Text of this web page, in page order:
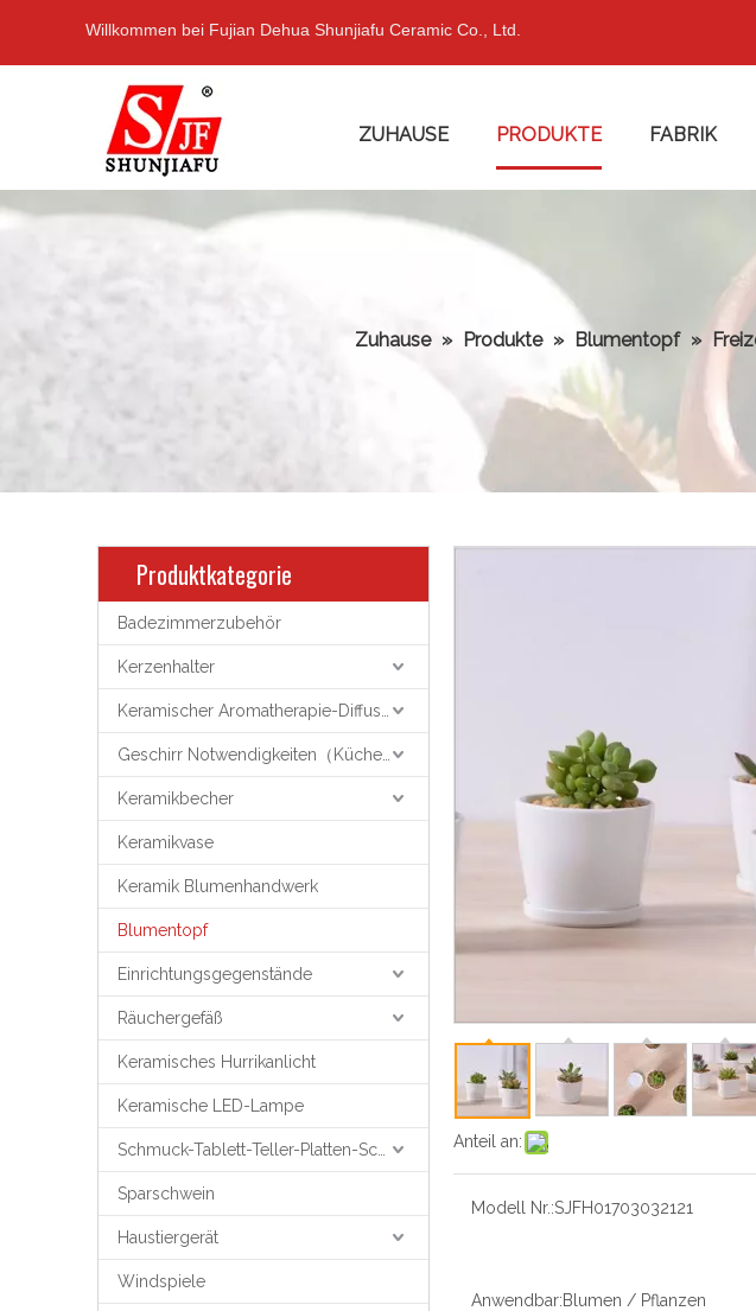
Willkommen bei Fujian Dehua Shunjiafu Ceramic Co., Ltd.
ZUHAUSE PRODUKTE FABRIK
Zuhause » Produkte » Blumentopf »
Produktkategorie
Badezimmerzubehör
Kerzenhalter
Keramikbecher
Keramikvase
Keramik Blumenhandwerk
Blumentopf
Einrichtungsgegenstände
Räuchergefäß
Keramisches Hurrikanlicht
Keramische LED-Lampe
Sparschwein
Haustiergerät
Windspiele
Anteil an:
Modell Nr.:SJFH01703032121
Anwendbar:Blumen / Pflanzen